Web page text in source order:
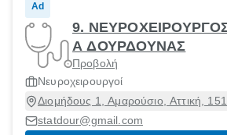
Ad
9.
Α ΔΟΥΡΔΟΥΝΑΣ
Προβολή
Νευροχειρουργοί
Διομήδους 1, Αμαρούσιο, Αττική,
statdour@gmail.com